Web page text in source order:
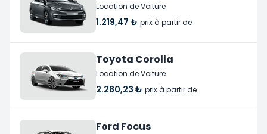
Location de Voiture
1.219,47 ₺ prix à partir de
Toyota Corolla
Location de Voiture
2.280,23 ₺ prix à partir de
Ford Focus